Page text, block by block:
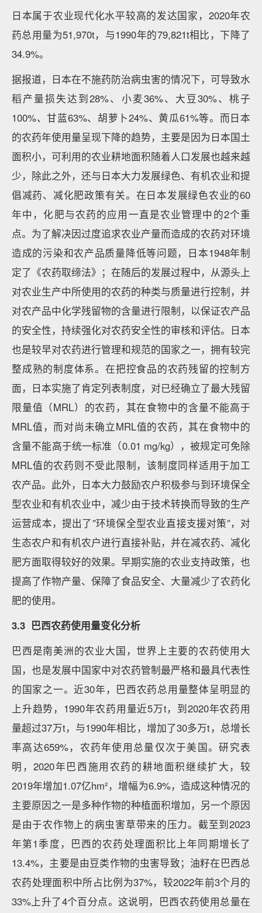
日本属于农业现代化水平较高的发达国家，2020年农
药总用量为51,970t，与1990年的79,821t相比，下降了
34.9%。
据报道，日本在不施药防治病虫害的情况下，可导致水
稻产量损失达到28%、小麦36%、大豆30%、桃子
100%、甘蓝63%、胡萝卜24%、黄瓜61%等。而日本
的农药年使用量呈现下降的趋势，主要是因为日本国土
面积小，可利用的农业耕地面积随着人口发展也越来越
少，除此之外，还与日本大力发展绿色、有机农业和提
倡减药、减化肥政策有关。在日本发展绿色农业的60
年中，化肥与农药的应用一直是农业管理中的2个重
点。为了解决因过度追求农业产量而造成的农药对环境
造成的污染和农产品质量降低等问题，日本1948年制
定了《农药取缔法》；在随后的发展过程中，从源头上
对农业生产中所使用的农药的种类与质量进行控制，并
对农产品中化学残留物的含量进行限制，以保证农产品
的安全性，持续强化对农药安全性的审核和评估。日本
也是较早对农药进行管理和规范的国家之一，拥有较完
整成熟的制度体系。在把控食品的农药残留的控制方
面，日本实施了肯定列表制度，对已经确立了最大残留
限量值（MRL）的农药，其在食物中的含量不能高于
MRL值，而对尚未确立MRL值的农药，其在食物中的
含量不能高于统一标准（0.01 mg/kg），被规定可免除
MRL值的农药则不受此限制，该制度同样适用于加工
农产品。此外，日本大力鼓励农户积极参与到环境保全
型农业和有机农业中，减少由于技术转换而导致的生产
运营成本，提出了″环境保全型农业直接支援对策″，对
生态农户和有机农户进行直接补贴，并在减农药、减化
肥方面取得较好的效果。早期实施的农业支持政策，也
提高了作物产量、保障了食品安全、大量减少了农药化
肥的使用。
3.3 巴西农药使用量变化分析
巴西是南美洲的农业大国，世界上主要的农药使用大
国，也是发展中国家中对农药管制最严格和最具代表性
的国家之一。近30年，巴西农药总用量整体呈明显的
上升趋势，1990年农药用量近5万t，到2020年农药用
量超过37万t，与1990年相比，增加了30多万t，总增长
率高达659%，农药年使用总量仅次于美国。研究表
明，2020年巴西施用农药的耕地面积继续扩大，较
2019年增加1.07亿hm²，增幅为6.9%，造成这种情况的
主要原因之一是多种作物的种植面积增加，另一个原因
是由于农作物上的病虫害草带来的压力。截至到2023
年第1季度，巴西的农药处理面积比上年同期增长了
13.4%，主要是由豆类作物的虫害导致；油籽在巴西总
农药处理面积中所占比例为37%，较2022年前3个月的
33%上升了4个百分点。这说明，巴西农药使用总量在